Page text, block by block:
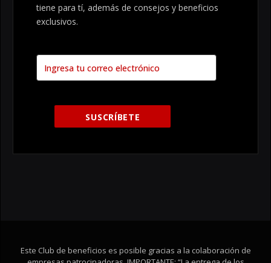
tiene para tí, además de consejos y beneficios
exclusivos.
Este Club de beneficios es posible gracias a la colaboración de